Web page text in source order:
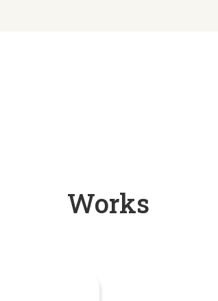
Works